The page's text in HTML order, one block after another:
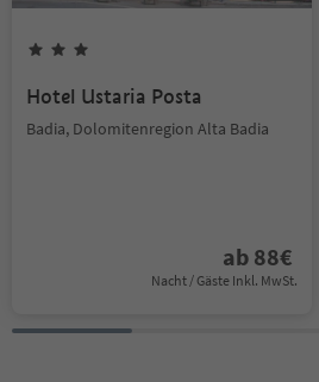
Hotel Ustaria Posta
Badia, Dolomitenregion Alta Badia
ab 88€
Nacht / Gäste Inkl. MwSt.